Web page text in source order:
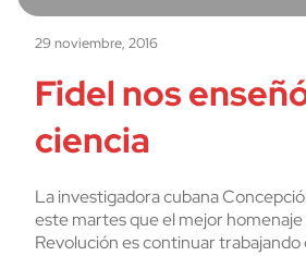
29 noviembre, 2016
Fidel nos
ciencia
La investigadora cubana
este martes que el mejor homenaje
Revolución es continuar trabajando